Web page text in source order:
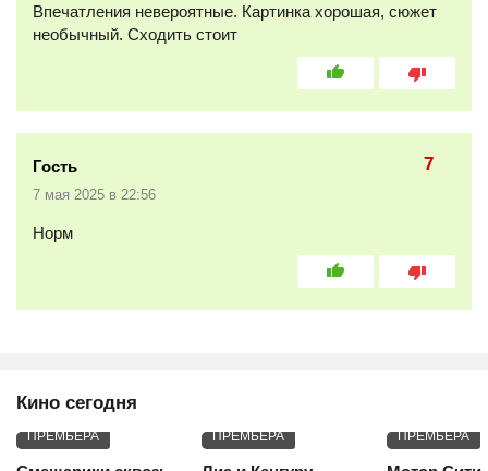
Впечатления невероятные. Картинка хорошая, сюжет
необычный. Сходить стоит
Гость
7 мая 2025 в 22:56
7
Норм
Кино сегодня
ПРЕМЬЕРА ПРЕМЬЕРА ПРЕМЬЕРА